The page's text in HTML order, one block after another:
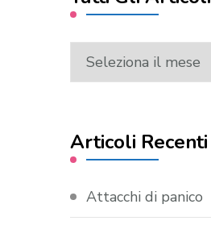
Tutti
Articoli Recenti
Attacchi di panico